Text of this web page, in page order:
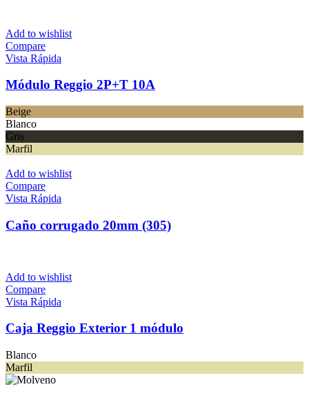
Add to wishlist
Compare
Vista Rápida
Módulo Reggio 2P+T 10A
Beige
Blanco
Gris
Marfil
Add to wishlist
Compare
Vista Rápida
Caño corrugado 20mm (305)
Add to wishlist
Compare
Vista Rápida
Caja Reggio Exterior 1 módulo
Blanco
Marfil